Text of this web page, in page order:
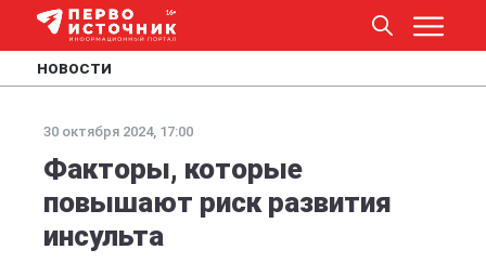
НОВОСТИ
30 октября 2024, 17:00
Факторы, которые
повышают риск развития
инсульта